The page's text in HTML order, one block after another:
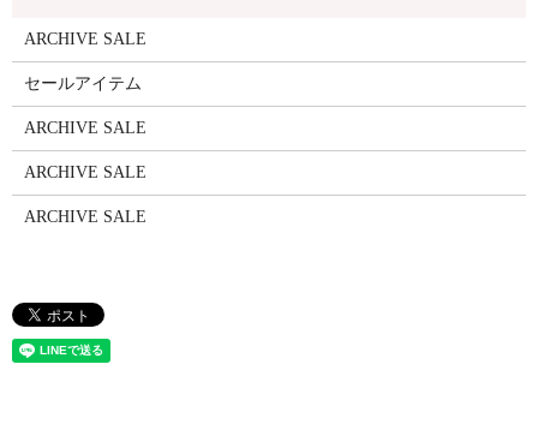
ARCHIVE SALE
セールアイテム
ARCHIVE SALE
ARCHIVE SALE
ARCHIVE SALE